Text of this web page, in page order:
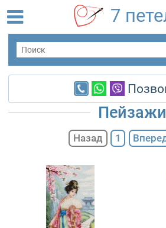
7
Пейзажи
Назад 1